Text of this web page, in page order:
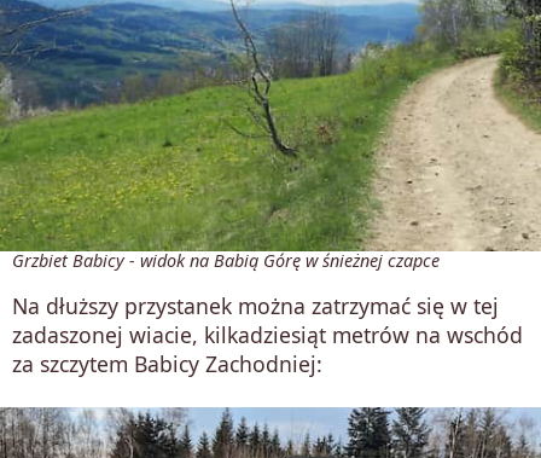
Grzbiet Babicy - widok na Babią Górę w śnieżnej czapce
Na dłuższy przystanek można zatrzymać się w tej
zadaszonej wiacie, kilkadziesiąt metrów na wschód
za szczytem Babicy Zachodniej: